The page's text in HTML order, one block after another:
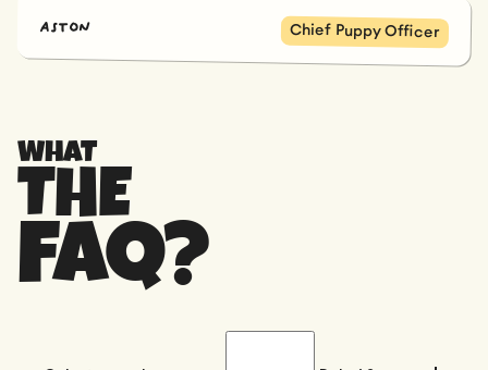
Aston Chief Puppy Officer
WHAT
THE
FAQ?